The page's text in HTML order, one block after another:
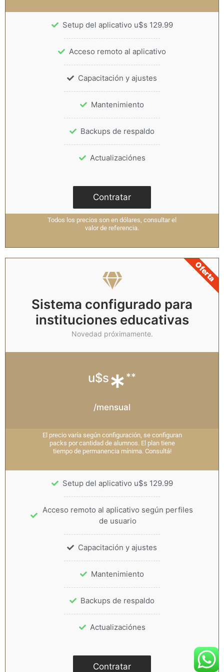
Setup del aplicativo u$s 129.99
Acceso remoto al aplicativo
Capacitación y ajustes
Mantenimiento
Backups de respaldo
Actualizaciónes
Contratar
Todos los precios son en dólares, consultar el
valor de referencia.
Sistema configurado para
instituciones educativas
Novedad próximamente.
u$s* **
/mensual
El precio varía según configuración, se configuran
packs por cantidad de alumnos. El plan tiene
tiempo de permanencia mínima. Consultá!
Setup del aplicativo u$s 129.99
Acceso remoto al aplicativo según perfiles
de usuario
Capacitación y ajustes
Mantenimiento
Backups de respaldo
Actualizaciónes
Contratar
Oferta